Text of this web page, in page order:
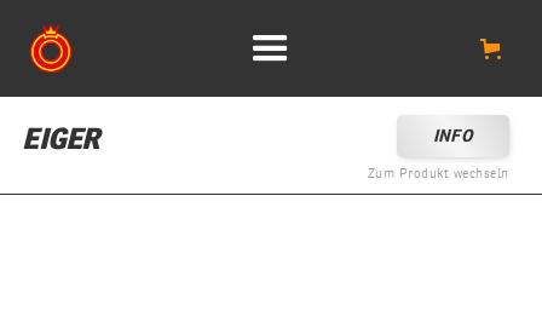
EIGER INFO
Zum Produkt wechseln